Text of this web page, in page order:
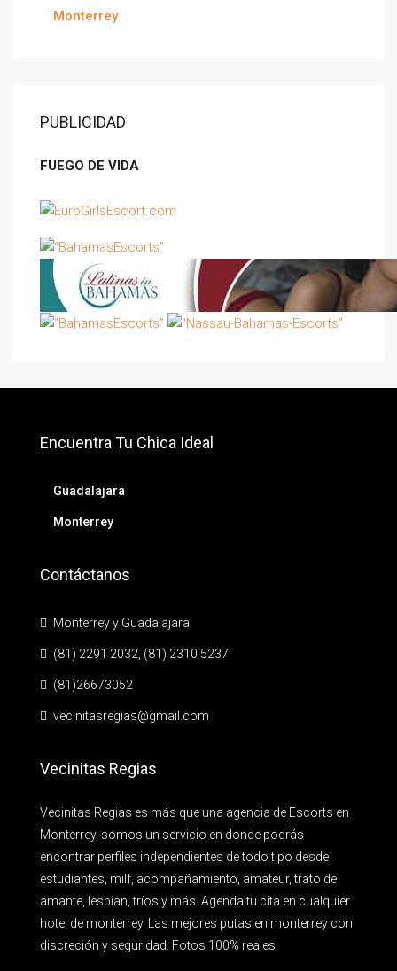
Monterrey
PUBLICIDAD
FUEGO DE VIDA
Encuentra Tu Chica Ideal
Guadalajara
Monterrey
Contáctanos
Monterrey y Guadalajara
(81) 2291 2032, (81) 2310 5237
(81)26673052
vecinitasregias@gmail.com
Vecinitas Regias
Vecinitas Regias es más que una agencia de Escorts en
Monterrey, somos un servicio en donde podrás
encontrar perfiles independientes de todo tipo desde
estudiantes, milf, acompañamiento, amateur, trato de
amante, lesbian, tríos y más. Agenda tu cita en cualquier
hotel de monterrey. Las mejores putas en monterrey con
discreción y seguridad. Fotos 100% reales